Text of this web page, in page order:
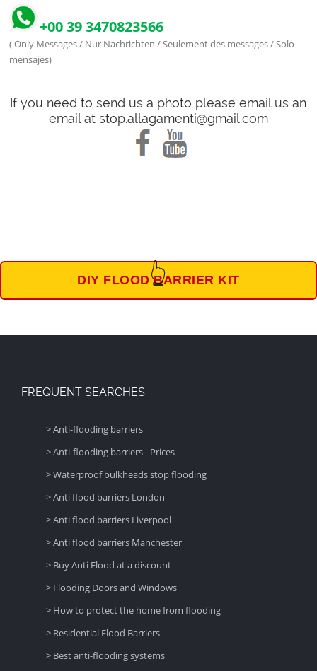
+00 39 3470823566
( Only Messages / Nur Nachrichten / Seulement des messages / Solo
mensajes)
If you need to send us a photo please email us an
email at stop.allagamenti@gmail.com
DIY FLOOD BARRIER KIT
👆
FREQUENT SEARCHES
> Anti-flooding barriers
> Anti-flooding barriers - Prices
> Waterproof bulkheads stop flooding
> Anti flood barriers London
> Anti flood barriers Liverpool
> Anti flood barriers Manchester
> Buy Anti Flood at a discount
> Flooding Doors and Windows
> How to protect the home from flooding
> Residential Flood Barriers
> Best anti-flooding systems